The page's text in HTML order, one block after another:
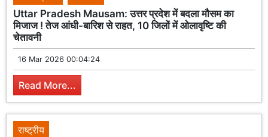
Uttar Pradesh Mausam: उत्तर प्रदेश में बदला मौसम का
मिजाज ! तेज आंधी-बारिश से राहत, 10 जिलों में ओलावृष्टि की
चेतावनी
16 Mar 2026 00:04:24
Read More...
राष्ट्रीय